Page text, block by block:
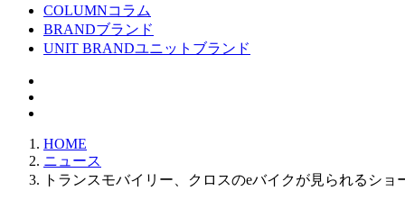
COLUMNコラム
BRANDブランド
UNIT BRANDユニットブランド
HOME
ニュース
トランスモバイリー、クロスのeバイクが見られるショ